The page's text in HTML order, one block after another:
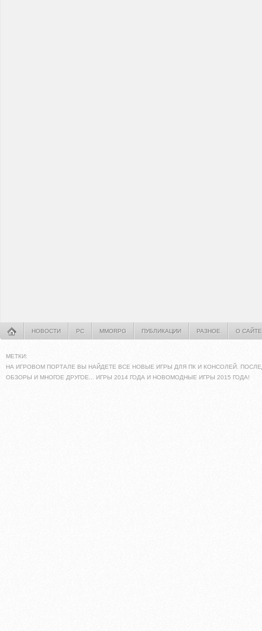
НОВОСТИ PC MMORPG ПУБЛИКАЦИИ РАЗНОЕ О САЙТЕ
МЕТКИ:
НА ИГРОВОМ ПОРТАЛЕ ВЫ НАЙДЕТЕ ВСЕ НОВЫЕ ИГРЫ ДЛЯ ПК И КОНСОЛЕЙ.
ОБЗОРЫ И МНОГОЕ ДРУГОЕ... ИГРЫ 2014 ГОДА И НОВОМОДНЫЕ ИГРЫ 2015 ГОДА!